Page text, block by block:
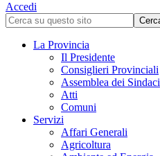
Accedi
La Provincia
Il Presidente
Consiglieri Provinciali
Assemblea dei Sindaci
Atti
Comuni
Servizi
Affari Generali
Agricoltura